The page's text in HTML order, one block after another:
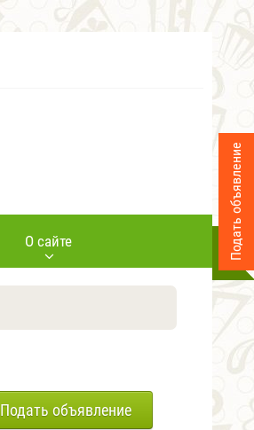
О сайте
Подать объявление
Подать объявление